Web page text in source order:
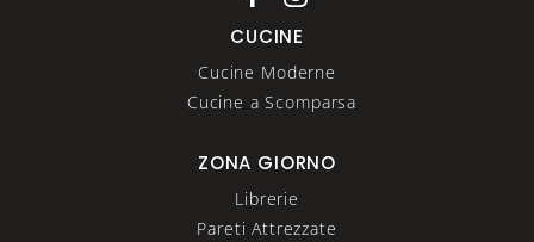
CUCINE
Cucine Moderne
Cucine a Scomparsa
ZONA GIORNO
Librerie
Pareti Attrezzate